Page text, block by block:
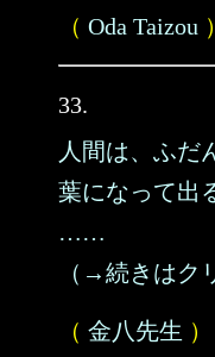
（ Oda Taizou ）
33.
人間は、ふだ
葉になって出
……
（→続きはク
（ 金八先生 ）